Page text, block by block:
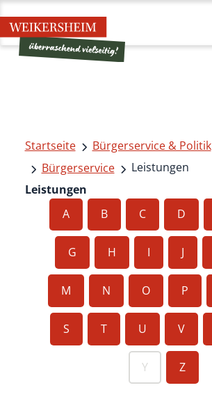
Startseite
Bürgerservice & Politik
Bürgerservice
Leistungen
Leistungen
A
B C D
G H I J
M N O P
S T U V
Y Z